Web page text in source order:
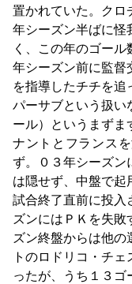
置かれていた。クロ
年シーズン半ばに怪
く、この年のゴー
年シーズン前に監督
を指導したチチを
パーサブという扱い
ール）というまずま
ナントとフランス
ず。０３年シーズン
は隠せず、中盤で起
試合終了直前に投入
ズンにはＰＫを失
ズン終盤からは他の
トのロドリコ・チ
ったが、うち１３